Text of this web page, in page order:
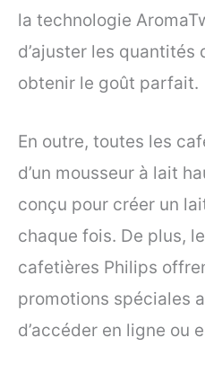
la technologie
d’ajuster les quantités
obtenir le goût parfait.
En outre, toutes les
d’un mousseur à lait
conçu pour créer un
chaque fois. De plus,
cafetières Philips
promotions spéciales
d’accéder en ligne ou